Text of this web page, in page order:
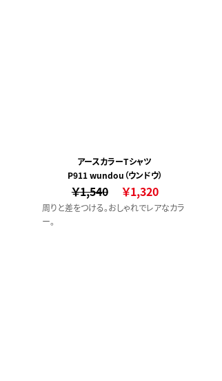
アースカラーTシャツ
P911 wundou（ウンドウ）
￥1,540 ￥1,320
周りと差をつける。おしゃれでレアなカラ
ー。